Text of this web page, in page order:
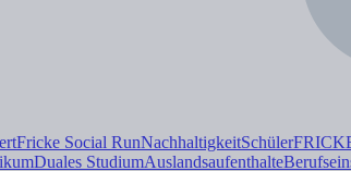
Fricke Social RunNachhaltigkeitSchüler
Duales StudiumAuslandsaufenthalte